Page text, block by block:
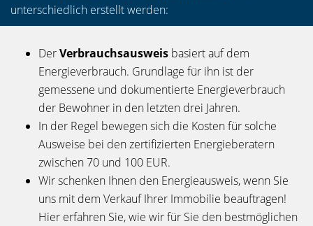
unterschiedlich erstellt werden:
DerVerbrauchsausweis basiert auf dem
Energieverbrauch. Grundlage für ihn ist der
gemessene und dokumentierte Energieverbrauch
der Bewohner in den letzten drei Jahren.
In der Regel bewegen sich die Kosten für solche
Ausweise bei den zertifizierten Energieberatern
zwischen 70 und 100 EUR.
Wir schenken Ihnen den Energieausweis, wenn Sie
uns mit dem Verkauf Ihrer Immobilie beauftragen!
Hier erfahren Sie, wie wir für Sie den bestmöglichen